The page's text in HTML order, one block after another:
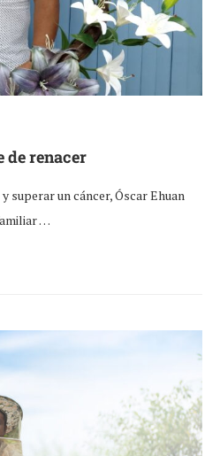
de renacer
superar un cáncer, Óscar Ehuan
…